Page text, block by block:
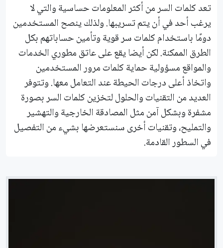
تعد كلمات السر من أكثر المعلومات حساسية والتي لا
يرغب أحد في أن يتم تسريبها. ولذلك ينصح المستخدمين
دومًا باستخدام كلمات سر قوية وتأمين حساباتهم بكل
الطرق الممكنة. لكن أيضا يقع على عاتق مطوري الخدمات
والمواقع مسؤولية حماية كلمات مرور المستخدمين
واتخاذ أعلى درجات الحيطة عند التعامل معها. وتتوفر
العديد من التقنيات والحلول لتخزين كلمات السر بصورة
مشفرة وبشكل آمن مثل المصادقة الخارجية والتهشير
والتمليح، وتقنيات أخرى سنستعرضها بشيء من التفصيل
في السطور القادمة.